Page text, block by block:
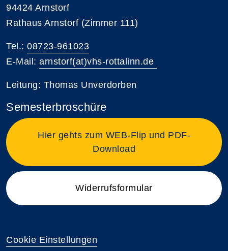
94424 Arnstorf
Rathaus Arnstorf (Zimmer 111)
Tel.: 08723-961023
E-Mail: arnstorf(at)vhs-rottalinn.de
Leitung: Thomas Unverdorben
Semesterbroschüre
Hier gehts zum WEB-Flip und PDF-
Download
Widerrufsformular
Cookie Einstellungen